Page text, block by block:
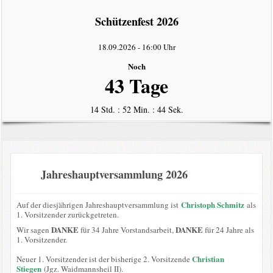
Schützenfest 2026
18.09.2026 - 16:00 Uhr
Noch
43 Tage
14 Std. : 52 Min. : 44 Sek.
Jahreshauptversammlung 2026
Auf der diesjährigen Jahreshauptversammlung ist Christoph Schmitzals
1. Vorsitzender zurückgetreten.
Wir sagen DANKEfür 34 Jahre Vorstandsarbeit,DANKEfür 24 Jahre als
1. Vorsitzender.
Neuer 1. Vorsitzender ist der bisherige 2. Vorsitzende Christian
Stiegen (Jgz. Waidmannsheil II).